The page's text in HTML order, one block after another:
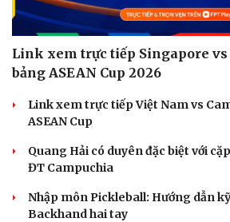
Link xem trực tiếp Singapore
bảng ASEAN Cup 2026
Link xem trực tiếp Việt Nam vs
ASEAN Cup
Quang Hải có duyên đặc biệt với
ĐT Campuchia
Nhập môn Pickleball: Hướng dẫn
Backhand hai tay